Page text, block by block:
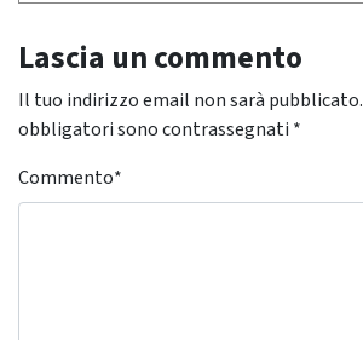
Lascia un commento
Il tuo indirizzo email non sarà pubblicato.
obbligatori sono contrassegnati *
Commento*